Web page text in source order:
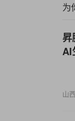
为
AI
山